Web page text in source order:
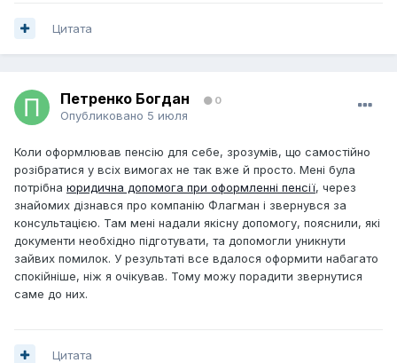
Цитата
Петренко Богдан 0
Опубликовано 5 июля
Коли оформлював пенсію для себе, зрозумів, що самостійно
розібратися у всіх вимогах не так вже й просто. Мені була
потрібна юридична допомога при оформленні пенсії, через
знайомих дізнався про компанію Флагман і звернувся за
консультацією. Там мені надали якісну допомогу, пояснили, які
документи необхідно підготувати, та допомогли уникнути
зайвих помилок. У результаті все вдалося оформити набагато
спокійніше, ніж я очікував. Тому можу порадити звернутися
саме до них.
Цитата